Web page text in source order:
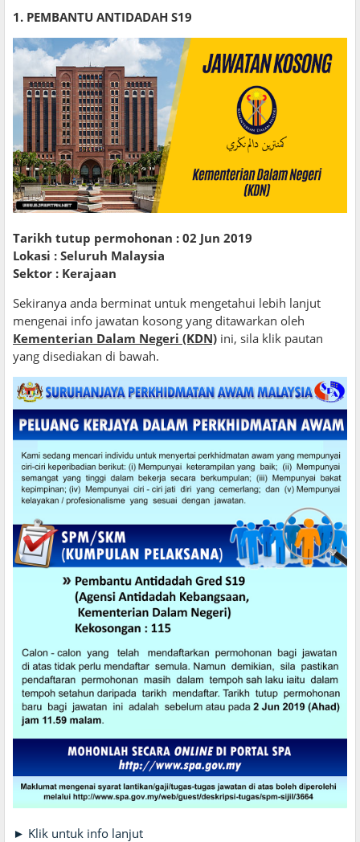
1. PEMBANTU ANTIDADAH S19
Tarikh tutup permohonan : 02 Jun 2019
Lokasi : Seluruh Malaysia
Sektor : Kerajaan
Sekiranya anda berminat untuk mengetahui lebih lanjut
mengenai info jawatan kosong yang ditawarkan oleh
Kementerian Dalam Negeri (KDN) ini, sila klik pautan
yang disediakan di bawah.
► Klik untuk info lanjut